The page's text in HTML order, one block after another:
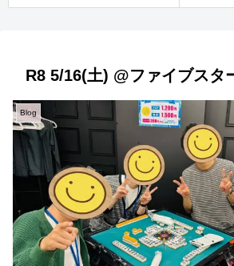
R8 5/16(土) @ファイブスタ
Blog